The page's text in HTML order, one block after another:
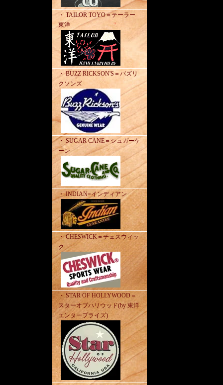
・ TAILOR TOYO＝テーラー
東洋
・ BUZZ RICKSON'S＝バズリ
クソンズ
・ SUGAR CANE＝シュガーケ
ーン
・ INDIAN=インディアン
・ CHESWICK＝チェスウィッ
ク
・ STAR OF HOLLYWOOD＝
スターオブハリウッド(by 東洋
エンタープライズ)